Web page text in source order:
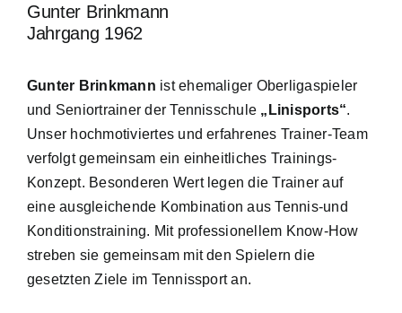
Gunter Brinkmann
Jahrgang 1962
Gunter Brinkmann ist ehemaliger Oberligaspieler
und Seniortrainer der Tennisschule „Linisports“.
Unser hochmotiviertes und erfahrenes Trainer-Team
verfolgt gemeinsam ein einheitliches Trainings-
Konzept. Besonderen Wert legen die Trainer auf
eine ausgleichende Kombination aus Tennis-und
Konditionstraining. Mit professionellem Know-How
streben sie gemeinsam mit den Spielern die
gesetzten Ziele im Tennissport an.